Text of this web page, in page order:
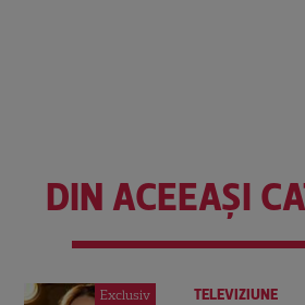
DIN ACEEAȘI
Exclusiv TELEVIZIUNE